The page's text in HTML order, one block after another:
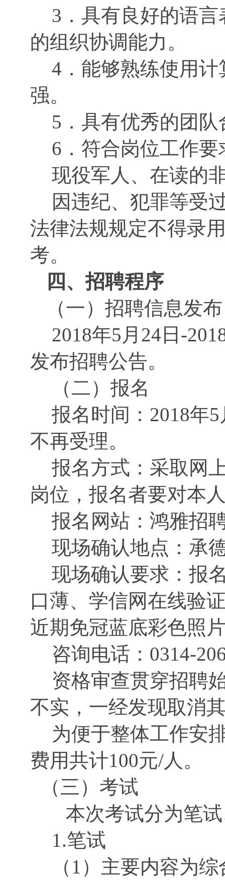
3．具有良好的语
的组织协调能力。
4．能够熟练使用
强。
5．具有优秀的团
6．符合岗位工作
现役军人、在读的
因违纪、犯罪等受
法律法规规定不得录
考。
四、招聘程序
（一） 招聘信息发布
2018年5月24日-
发布招聘公告。
（二）报名
报名时间： 2018年
不再受理。
报名方式：采取网
岗位，报名者要对本
报名网站：鸿雅招
现场确认地点：承
现场确认要求： 报
口薄、学信网在线验
近期免冠蓝底彩色照
咨询电话： 0314-
资格审查贯穿招聘
不实，一经发现取消
为便于整体工作安
费用共计100元/人。
（三）考试
本次考试分为笔
1.笔试
（ 1）主要内容为